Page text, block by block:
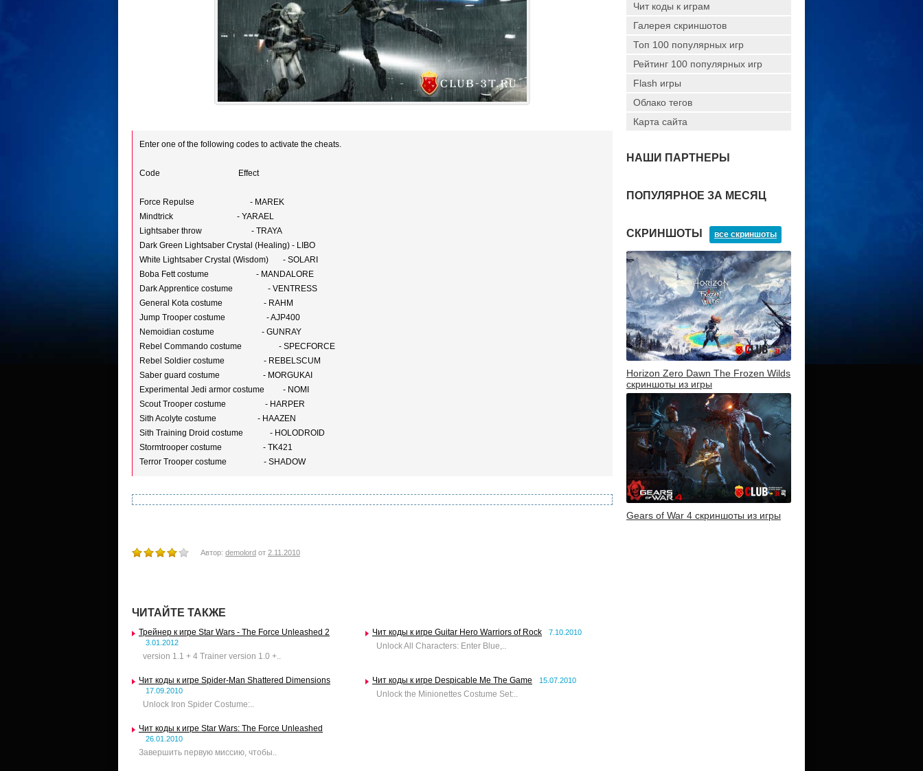
Enter one of the following codes to activate the cheats.
Code Effect
Force Repulse - MAREK
Mindtrick - YARAEL
Lightsaber throw - TRAYA
Dark Green Lightsaber Crystal (Healing) - LIBO
White Lightsaber Crystal (Wisdom) - SOLARI
Boba Fett costume - MANDALORE
Dark Apprentice costume - VENTRESS
General Kota costume - RAHM
Jump Trooper costume - AJP400
Nemoidian costume - GUNRAY
Rebel Commando costume - SPECFORCE
Rebel Soldier costume - REBELSCUM
Saber guard costume - MORGUKAI
Experimental Jedi armor costume - NOMI
Scout Trooper costume - HARPER
Sith Acolyte costume - HAAZEN
Sith Training Droid costume - HOLODROID
Stormtrooper costume - TK421
Terror Trooper costume - SHADOW
Автор: demolord от 2.11.2010
ЧИТАЙТЕ ТАКЖЕ
Трейнер к игре Star Wars - The Force Unleashed 2
3.01.2012
version 1.1 + 4 Trainer version 1.0 +..
Чит коды к игре Guitar Hero Warriors of Rock 7.10.2010
Unlock All Characters: Enter Blue,..
Чит коды к игре Spider-Man Shattered Dimensions
17.09.2010
Unlock Iron Spider Costume:..
Чит коды к игре Despicable Me The Game 15.07.2010
Unlock the Minionettes Costume Set:..
Чит коды к игре Star Wars: The Force Unleashed
26.01.2010
Завершить первую миссию, чтобы..
Чит коды к играм
Галерея скриншотов
Топ 100 популярных игр
Рейтинг 100 популярных игр
Flash игры
Облако тегов
Карта сайта
НАШИ ПАРТНЕРЫ
ПОПУЛЯРНОЕ ЗА МЕСЯЦ
СКРИНШОТЫ все скриншоты
Horizon Zero Dawn The Frozen Wilds
скриншоты из игры
Gears of War 4 скриншоты из игры